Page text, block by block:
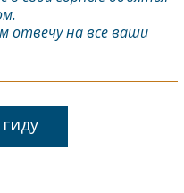
отвечу на все ваши